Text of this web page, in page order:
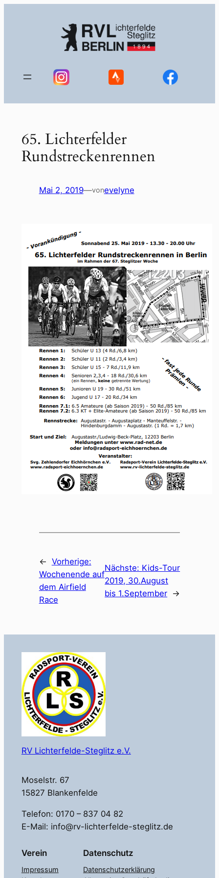
65. Lichterfelder
Rundstreckenrennen
Mai 2, 2019—vonevelyne
← Vorherige:
Wochenende auf
dem Airfield
Race
Nächste: Kids-Tour
2019, 30.August
bis 1.September →
RV Lichterfelde-Steglitz e.V.
Moselstr. 67
15827 Blankenfelde
Telefon: 0170 – 837 04 82
E-Mail: info@rv-lichterfelde-steglitz.de
Verein
Impressum
Datenschutz
Datenschutzerklärung